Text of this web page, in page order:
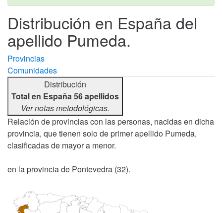
Distribución en España del
apellido Pumeda.
Provincias
Comunidades
Distribución
Total en España 56 apellidos
Ver notas metodológicas.
Relación de provincias con las personas, nacidas en dicha
provincia, que tienen solo de primer apellido Pumeda,
clasificadas de mayor a menor.
en la provincia de Pontevedra (32).